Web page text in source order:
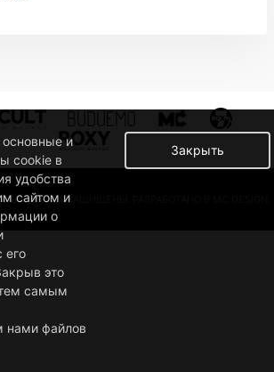
ВСЕ ПРАВА ЗАЩИЩЕНЫ. РАЗРАБОТАНО В MC DESIGN.
Закрыть
и
cookie в
удобства
сайтом и
о
его
это
самым
нами файлов